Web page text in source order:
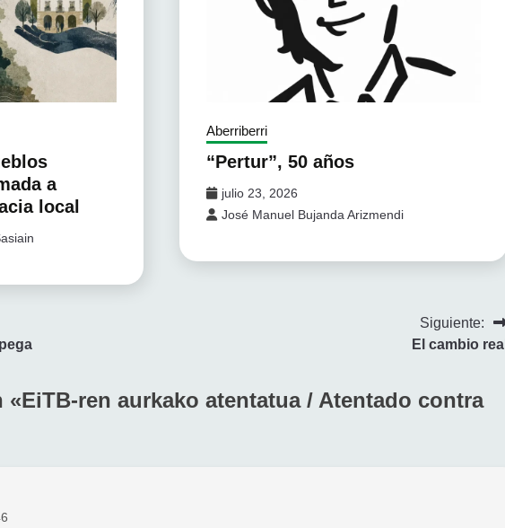
a
local
Aberriberri
“Pertur”, 50 años
julio 23, 2026
José Manuel Bujanda Arizmendi
Siguiente:
El cambio real
«EiTB-ren aurkako atentatua / Atentado contra